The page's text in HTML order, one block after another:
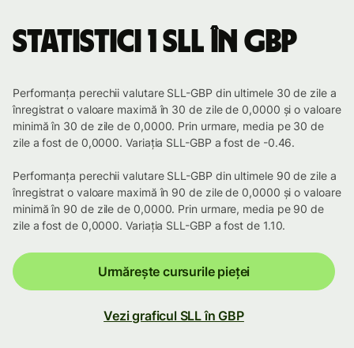
Statistici 1 SLL în GBP
Performanța perechii valutare SLL-GBP din ultimele 30 de zile a
înregistrat o valoare maximă în 30 de zile de 0,0000 și o valoare
minimă în 30 de zile de 0,0000. Prin urmare, media pe 30 de
zile a fost de 0,0000. Variația SLL-GBP a fost de -0.46.
Performanța perechii valutare SLL-GBP din ultimele 90 de zile a
înregistrat o valoare maximă în 90 de zile de 0,0000 și o valoare
minimă în 90 de zile de 0,0000. Prin urmare, media pe 90 de
zile a fost de 0,0000. Variația SLL-GBP a fost de 1.10.
Urmărește cursurile pieței
Vezi graficul SLL în GBP